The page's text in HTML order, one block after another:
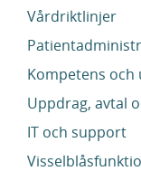
Vårdriktlinjer
Kompetens och
Uppdrag, avtal
IT och support